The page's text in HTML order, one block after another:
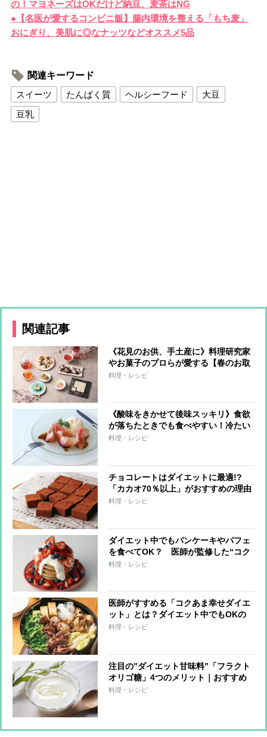
の！マヨネーズはOKだけど納豆、麦茶はNG
●【名医が愛するコンビニ飯】腸内環境を整える「もち麦」
おにぎり、美肌に◎なナッツなどオススメ5品
関連キーワード
スイーツ
たんぱく質 ヘルシーフード
大豆
豆乳
関連記事
《花見のお供、手土産に》料理研究家
やお菓子のプロらが愛する【春のお取
り寄せ】華やかな見た目と色合いで心
料理・レシピ
《酸味をきかせて後味スッキリ》食欲
が落ちたときでも食べやすい！冷たい
スイーツレシピ3つ
料理・レシピ
チョコレートはダイエットに最適!?
「カカオ70％以上」がおすすめの理由
を医師が解説
料理・レシピ
ダイエット中でもパンケーキやパフェ
を食べてOK？ 医師が監修した“コク
あま”スイーツレシピ3選
料理・レシピ
医師がすすめる「コクあま幸せダイエ
ット」とは？ダイエット中でもOKの
すき焼き＆ガッツリ飯レシピ
料理・レシピ
注目の”ダイエット甘味料”「フラクト
オリゴ糖」4つのメリット｜おすすめ
の食べ方はヨーグルトにプラス
料理・レシピ